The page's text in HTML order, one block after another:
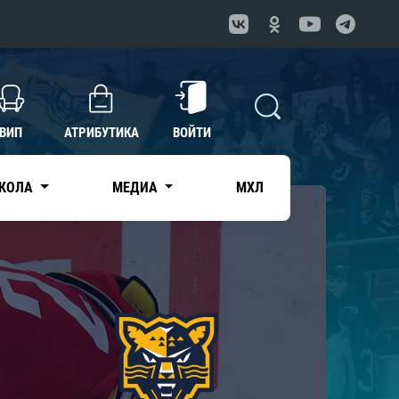
ВИП АТРИБУТИКА ВОЙТИ
МЕДИА МХЛ